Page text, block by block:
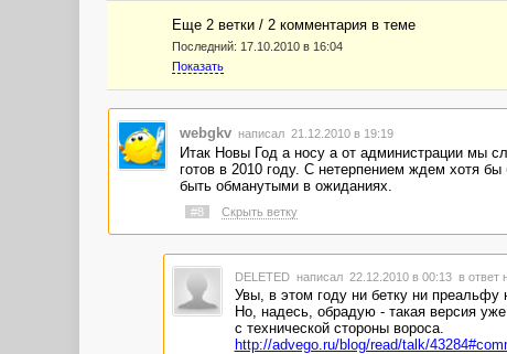
Еще 2 ветки / 2 комментария в темe
Последний: 17.10.2010 в 16:04
Показать
webgkv написал 21.12.2010 в 19:19
Итак Новы Год а носу а от администрации мы
готов в 2010 году. С нетерпением ждем хотя
быть обманутыми в ожиданиях.
#8 Скрыть ветку
DELETED написал 22.12.2010 в 00:13 в ответ
Увы, в этом году ни бетку ни
Но, надесь, обрадую - такая версия
с технической стороны вороса.
http://advego.ru/blog/read/talk/